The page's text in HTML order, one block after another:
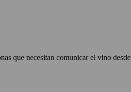
que necesitan comunicar el vino